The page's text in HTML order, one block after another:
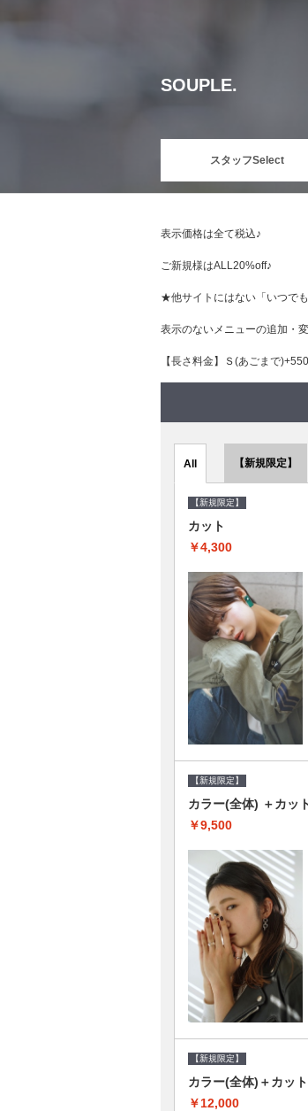
SOUPLE.
スタッフSelect
表示価格は全て税込♪
ご新規様はALL20%off♪
★他サイトにはない「いつで
表示のないメニューの追加・
【長さ料金】Ｓ(あごまで
All 【新規限定】
【新規限定】
カット
￥4,300
【新規限定】
カラー(全体) ＋カッ
￥9,500
【新規限定】
カラー(全体)＋カッ
￥12,000